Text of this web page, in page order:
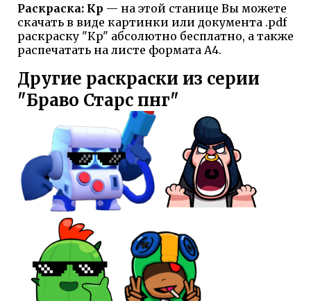
Раскраска: Кp — на этой станице Вы можете
скачать в виде картинки или документа .pdf
раскраску "Кp" абсолютно бесплатно, а также
распечатать на листе формата А4.
Другие раскраски из серии
"Браво Старс пнг"